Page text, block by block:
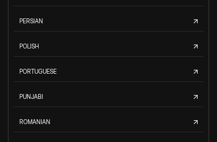
PERSIAN
POLISH
PORTUGUESE
PUNJABI
ROMANIAN